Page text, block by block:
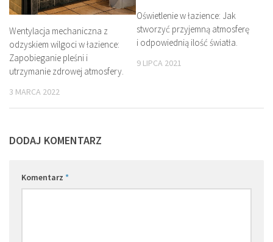
Wentylacja mechaniczna z
odzyskiem wilgoci w łazience:
Zapobieganie pleśni i
utrzymanie zdrowej atmosfery.
3 MARCA 2022
Oświetlenie w łazience: Jak
stworzyć przyjemną atmosferę
i odpowiednią ilość światła.
9 LIPCA 2021
DODAJ KOMENTARZ
Komentarz *